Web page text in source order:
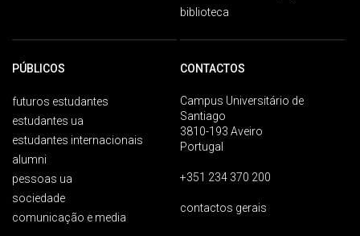
biblioteca
PÚBLICOS
futuros estudantes
estudantes ua
estudantes internacionais
alumni
pessoas ua
sociedade
comunicação e media
CONTACTOS
Campus Universitário de
Santiago
3810-193 Aveiro
Portugal
+351 234 370 200
contactos gerais